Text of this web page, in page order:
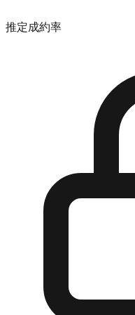
推定成約率